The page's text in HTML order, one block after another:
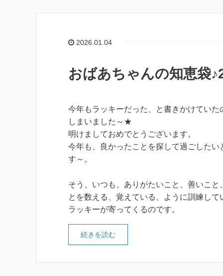
2026.01.04
おばあちゃんの知恵袋
今年もラッキーだった、と書きかけていた
しまいました～★
明けましておめでとうございます。
今年も、良かったことを探して過ごしたい
す～。
そう、いつも、ありがたいこと、善いこと
とを数える、覚えている、ように訓練して
ラッキーが寄ってくるのです。
続きを読む